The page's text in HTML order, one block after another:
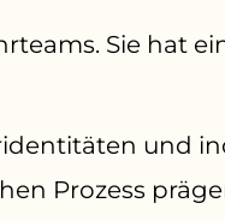
Sie hat
und
Prozess